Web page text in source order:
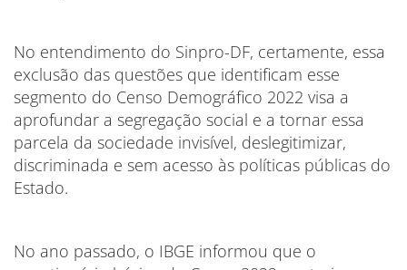
No entendimento do Sinpro-DF, certamente, essa
exclusão das questões que identificam esse
segmento do Censo Demográfico 2022 visa a
aprofundar a segregação social e a tornar essa
parcela da sociedade invisível, deslegitimizar,
discriminada e sem acesso às políticas públicas do
Estado.
No ano passado, o IBGE informou que o